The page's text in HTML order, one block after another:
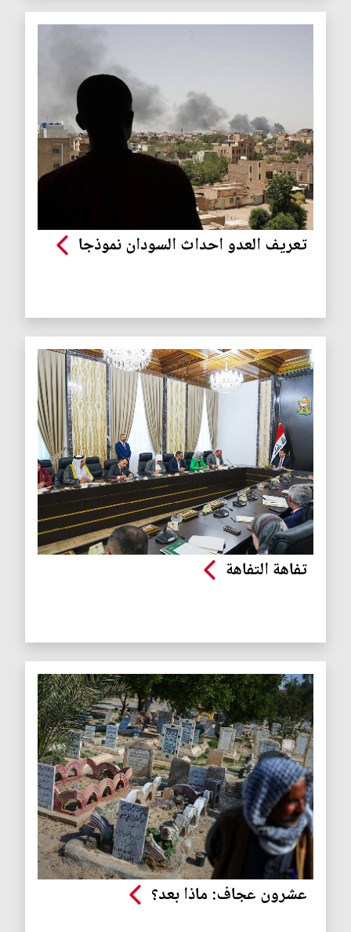
تعريف العدو احداث السودان نموذجا
تفاهة التفاهة
عشرون عجاف: ماذا بعد؟